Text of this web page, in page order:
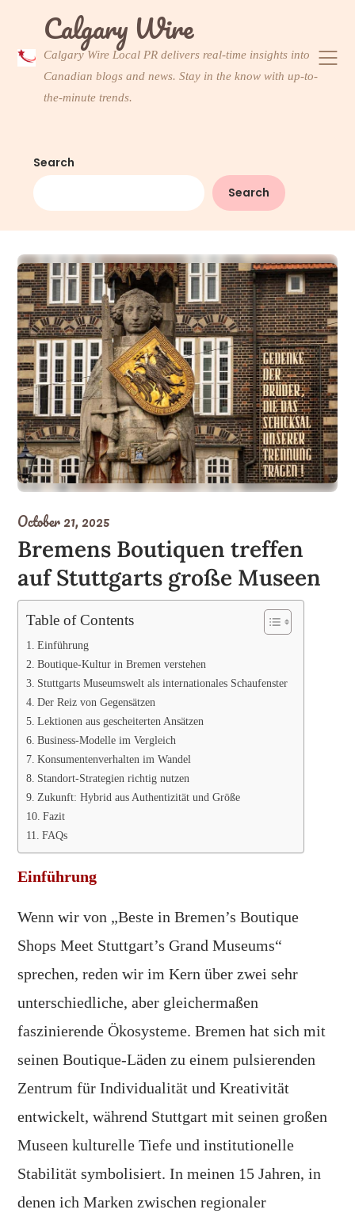
content Calgary Wire
Calgary Wire Local PR delivers real-time insights into
Canadian blogs and news. Stay in the know with up-to-
the-minute trends.
Search
Search
October 21, 2025
Bremens Boutiquen treffen
auf Stuttgarts große Museen
Table of Contents
Einführung
Boutique-Kultur in Bremen verstehen
Stuttgarts Museumswelt als internationales Schaufenster
Der Reiz von Gegensätzen
Lektionen aus gescheiterten Ansätzen
Business-Modelle im Vergleich
Konsumentenverhalten im Wandel
Standort-Strategien richtig nutzen
Zukunft: Hybrid aus Authentizität und Größe
Fazit
FAQs
Einführung
Wenn wir von „Beste in Bremen’s Boutique
Shops Meet Stuttgart’s Grand Museums“
sprechen, reden wir im Kern über zwei sehr
unterschiedliche, aber gleichermaßen
faszinierende Ökosysteme. Bremen hat sich mit
seinen Boutique-Läden zu einem pulsierenden
Zentrum für Individualität und Kreativität
entwickelt, während Stuttgart mit seinen großen
Museen kulturelle Tiefe und institutionelle
Stabilität symbolisiert. In meinen 15 Jahren, in
denen ich Marken zwischen regionaler